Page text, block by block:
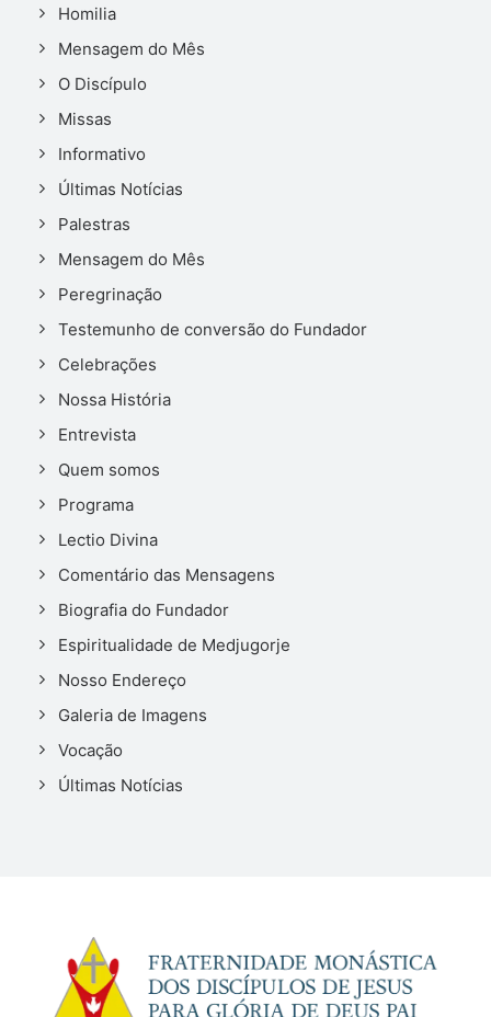
Homilia
Mensagem do Mês
O Discípulo
Missas
Informativo
Últimas Notícias
Palestras
Mensagem do Mês
Peregrinação
Testemunho de conversão do Fundador
Celebrações
Nossa História
Entrevista
Quem somos
Programa
Lectio Divina
Comentário das Mensagens
Biografia do Fundador
Espiritualidade de Medjugorje
Nosso Endereço
Galeria de Imagens
Vocação
Últimas Notícias